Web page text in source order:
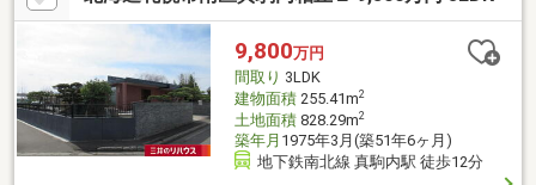
澄川南小学校 約1520ｍ（徒歩19分）・澄川中学校 約530ｍ
9,800万円
間取り 3LDK
建物面積255.41m2
土地面積828.29m2
築年月 1975年3月(築51年6ヶ月)
地下鉄南北線 真駒内駅 徒歩12分